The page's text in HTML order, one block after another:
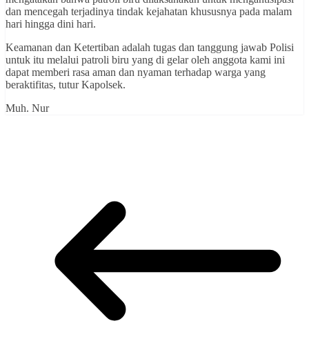
dan mencegah terjadinya tindak kejahatan khususnya pada malam
hari hingga dini hari.
Keamanan dan Ketertiban adalah tugas dan tanggung jawab Polisi
untuk itu melalui patroli biru yang di gelar oleh anggota kami ini
dapat memberi rasa aman dan nyaman terhadap warga yang
beraktifitas, tutur Kapolsek.
Muh. Nur